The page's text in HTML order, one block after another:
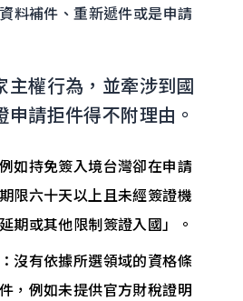
料補件、重新遞件或是申請
主權行為，並牽涉到國
請拒件得不附理由。
如持免簽入境台灣卻在申請
限六十天以上且未經簽證機
期或其他限制簽證入國」。
沒有依據所選領域的資格條
，例如未提供官方財稅證明